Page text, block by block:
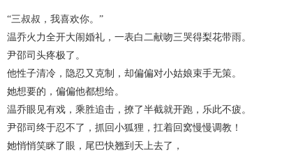
“三叔叔，我喜欢你。”
温乔火力全开大闹婚礼，一表白二献吻三哭得梨花带雨。
尹邵司头疼极了。
他性子清冷，隐忍又克制，却偏偏对小姑娘束手无策。
她想要的，偏偏他都想给。
温乔眼见有戏，乘胜追击，撩了半截就开跑，乐此不疲。
尹邵司终于忍不了，抓回小狐狸，扛着回窝慢慢调教！
她悄悄笑眯了眼，尾巴快翘到天上去了，